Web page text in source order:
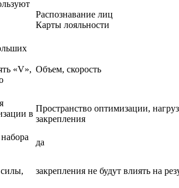
Распознавание лиц
Карты лояльности
«V», Объем, скорость
в
Пространство оптимизации,
закрепления
да
закрепления не будут влиять на